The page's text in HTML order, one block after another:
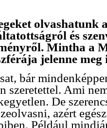
olvashatunk
és
Mintha a
jelenne
bár
szeretettel. Ami
De
azért
Például